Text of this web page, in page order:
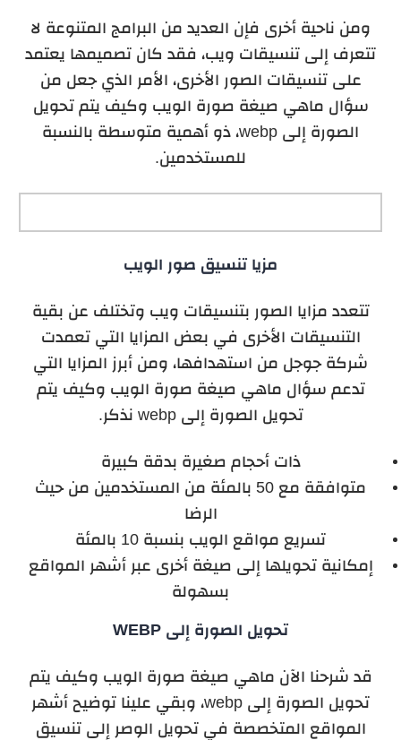
ومن ناحية أخرى فإن العديد من البرامج المتنوعة لا
تتعرف إلى تنسيقات ويب، فقد كان تصميمها يعتمد
على تنسيقات الصور الأخرى، الأمر الذي جعل من
سؤال ماهي صيغة صورة الويب وكيف يتم تحويل
الصورة إلى webp، ذو أهمية متوسطة بالنسبة
للمستخدمين.
مزيا تنسيق صور الويب
تتعدد مزايا الصور بتنسيقات ويب وتختلف عن بقية
التنسيقات الأخرى في بعض المزايا التي تعمدت
شركة جوجل من استهدافها، ومن أبرز المزايا التي
تدعم سؤال ماهي صيغة صورة الويب وكيف يتم
تحويل الصورة إلى webp نذكر.
ذات أحجام صغيرة بدقة كبيرة
متوافقة مع 50 بالمئة من المستخدمين من حيث
الرضا
تسريع مواقع الويب بنسبة 10 بالمئة
إمكانية تحويلها إلى صيغة أخرى عبر أشهر المواقع
بسهولة
تحويل الصورة إلى WEBP
قد شرحنا الآن ماهي صيغة صورة الويب وكيف يتم
تحويل الصورة إلى webp، وبقي علينا توضيح أشهر
المواقع المتخصصة في تحويل الوصر إلى تنسيق